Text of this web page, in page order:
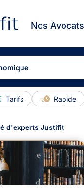
Nos Avocats
Tarifs Rapide
d'experts Justifit